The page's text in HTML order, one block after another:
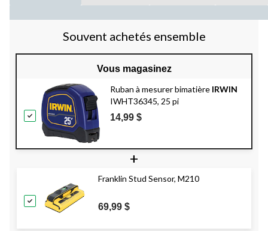
Souvent achetés ensemble
Vous magasinez
Ruban à mesurer bimatière IRWIN
IWHT36345, 25 pi
14,99 $
+
Franklin Stud Sensor, M210
69,99 $